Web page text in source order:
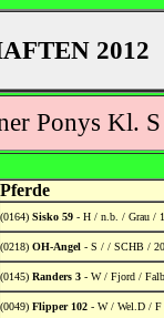
2012
Ponys Kl. S
Pferde
(0164) Sisko 59 - H / n.b. / Grau /
(0218) OH-Angel - S / / SCHB /
(0145) Randers 3 - W / Fjord /
(0049) Flipper 102 - W / Wel.D / F